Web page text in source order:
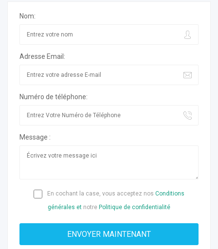
Nom:
Adresse Email:
Numéro de téléphone:
Message :
En cochant la case, vous acceptez nos Conditions
générales et notre Politique de confidentialité